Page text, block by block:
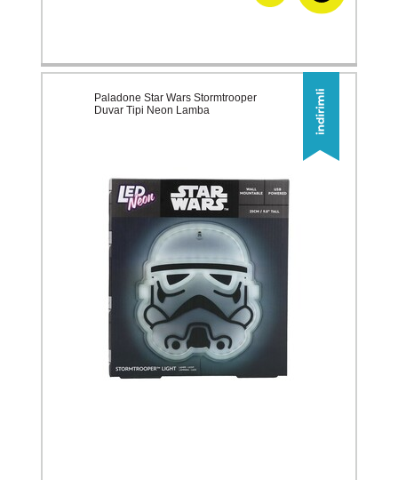
Paladone Star Wars Stormtrooper
Duvar Tipi Neon Lamba